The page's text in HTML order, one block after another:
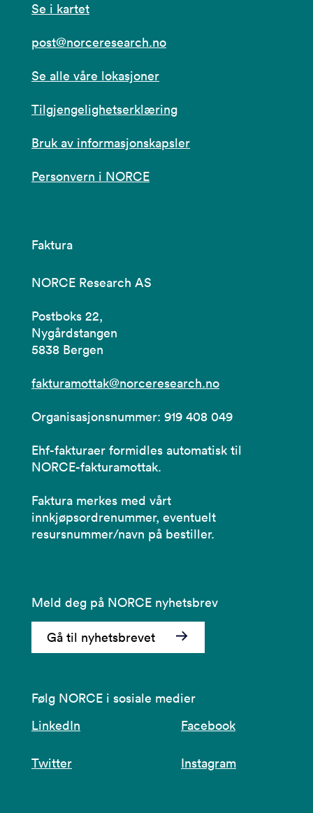
Se i kartet
post@norceresearch.no
Se alle våre lokasjoner
Tilgjengelighetserklæring
Bruk av informasjonskapsler
Personvern i NORCE
Faktura
NORCE Research AS
Postboks 22,
Nygårdstangen
5838 Bergen
fakturamottak@norceresearch.no
Organisasjonsnummer: 919 408 049
Ehf-fakturaer formidles automatisk til
NORCE-fakturamottak.
Faktura merkes med vårt
innkjøpsordrenummer, eventuelt
resursnummer/navn på bestiller.
Meld deg på NORCE nyhetsbrev
Gå til nyhetsbrevet
Følg NORCE i sosiale medier
LinkedIn
Facebook
Twitter Instagram